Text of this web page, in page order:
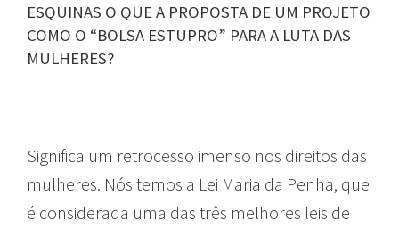
ESQUINAS O QUE A PROPOSTA DE UM PROJETO
COMO O “BOLSA ESTUPRO” PARA A LUTA DAS
MULHERES?
Significa um retrocesso imenso nos direitos das
mulheres. Nós temos a Lei Maria da Penha, que
é considerada uma das três melhores leis de